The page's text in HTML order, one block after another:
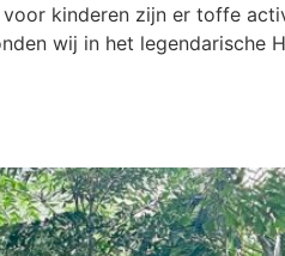
kinderen zijn er toffe
wij in het